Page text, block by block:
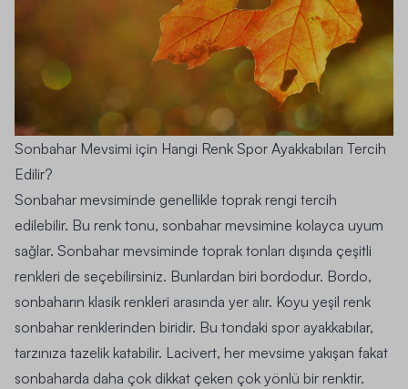
Sonbahar Mevsimi için Hangi Renk Spor Ayakkabıları Tercih
Edilir?
Sonbahar mevsiminde genellikle toprak rengi tercih
edilebilir. Bu renk tonu, sonbahar mevsimine kolayca uyum
sağlar. Sonbahar mevsiminde toprak tonları dışında çeşitli
renkleri de seçebilirsiniz. Bunlardan biri bordodur. Bordo,
sonbaharın klasik renkleri arasında yer alır. Koyu yeşil renk
sonbahar renklerinden biridir. Bu tondaki spor ayakkabılar,
tarzınıza tazelik katabilir. Lacivert, her mevsime yakışan fakat
sonbaharda daha çok dikkat çeken çok yönlü bir renktir.